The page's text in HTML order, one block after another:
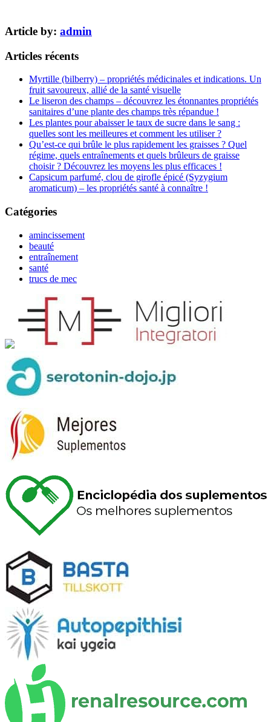
Article by: admin
Articles récents
Myrtille (bilberry) – propriétés médicinales et indications. Un
fruit savoureux, allié de la santé visuelle
Le liseron des champs – découvrez les étonnantes propriétés
sanitaires d’une plante des champs très répandue !
Les plantes pour abaisser le taux de sucre dans le sang :
quelles sont les meilleures et comment les utiliser ?
Qu’est-ce qui brûle le plus rapidement les graisses ? Quel
régime, quels entraînements et quels brûleurs de graisse
choisir ? Découvrez les moyens les plus efficaces !
Capsicum parfumé, clou de girofle épicé (Syzygium
aromaticum) – les propriétés santé à connaître !
Catégories
amincissement
beauté
entraînement
santé
trucs de mec